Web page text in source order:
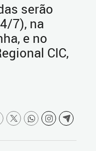
serão
7), na
e no
CIC,